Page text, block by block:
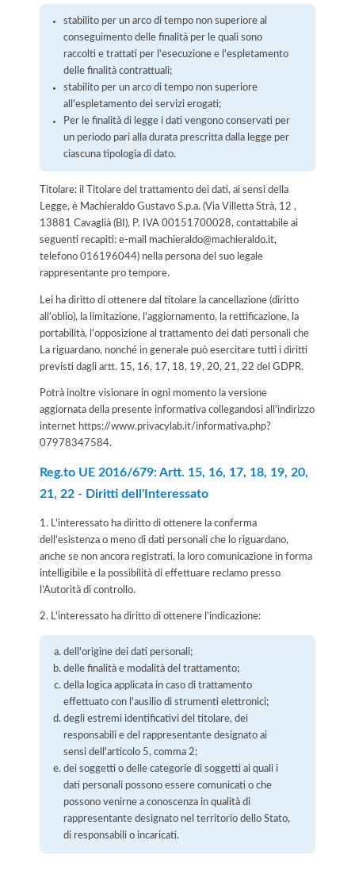
stabilito per un arco di tempo non superiore al
conseguimento delle finalità per le quali sono
raccolti e trattati per l'esecuzione e l'espletamento
delle finalità contrattuali;
stabilito per un arco di tempo non superiore
all'espletamento dei servizi erogati;
Per le finalità di legge i dati vengono conservati per
un periodo pari alla durata prescritta dalla legge per
ciascuna tipologia di dato.
Titolare: il Titolare del trattamento dei dati, ai sensi della
Legge, è Machieraldo Gustavo S.p.a. (Via Villetta Strà, 12 ,
13881 Cavaglià (BI), P. IVA 00151700028, contattabile ai
seguenti recapiti: e-mail machieraldo@machieraldo.it,
telefono 016196044) nella persona del suo legale
rappresentante pro tempore.
Lei ha diritto di ottenere dal titolare la cancellazione (diritto
all'oblio), la limitazione, l'aggiornamento, la rettificazione, la
portabilità, l'opposizione al trattamento dei dati personali che
La riguardano, nonché in generale può esercitare tutti i diritti
previsti dagli artt. 15, 16, 17, 18, 19, 20, 21, 22 del GDPR.
Potrà inoltre visionare in ogni momento la versione
aggiornata della presente informativa collegandosi all'indirizzo
internet https://www.privacylab.it/informativa.php?
07978347584.
Reg.to UE 2016/679: Artt. 15, 16, 17, 18, 19, 20,
21, 22 - Diritti dell'Interessato
1. L'interessato ha diritto di ottenere la conferma
dell'esistenza o meno di dati personali che lo riguardano,
anche se non ancora registrati, la loro comunicazione in forma
intelligibile e la possibilità di effettuare reclamo presso
l’Autorità di controllo.
2. L'interessato ha diritto di ottenere l'indicazione:
dell'origine dei dati personali;
delle finalità e modalità del trattamento;
della logica applicata in caso di trattamento
effettuato con l'ausilio di strumenti elettronici;
degli estremi identificativi del titolare, dei
responsabili e del rappresentante designato ai
sensi dell'articolo 5, comma 2;
dei soggetti o delle categorie di soggetti ai quali i
dati personali possono essere comunicati o che
possono venirne a conoscenza in qualità di
rappresentante designato nel territorio dello Stato,
di responsabili o incaricati.